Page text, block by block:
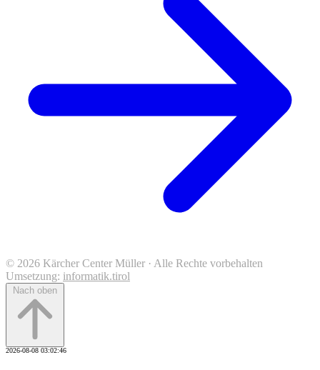
© 2026 Kärcher Center Müller · Alle Rechte vorbehalten
Umsetzung: informatik.tirol
Nach oben
2026-08-08 03:02:46